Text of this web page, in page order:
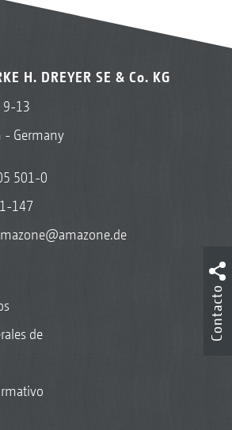
H. DREYER SE & Co. KG
9-13
- Germany
501-0
147
de
Contacto